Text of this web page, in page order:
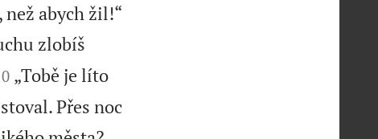
abych žil!“
zlobíš
„Tobě je líto
Přes noc